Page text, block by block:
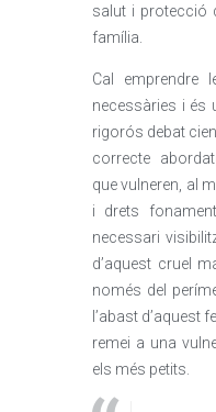
salut i protecció
família.
Cal emprendre
necessàries i és
rigorós debat
correcte
que vulneren, al
i drets
necessari
d’aquest cruel
només del
l’abast d’aquest
remei a una
els més petits.